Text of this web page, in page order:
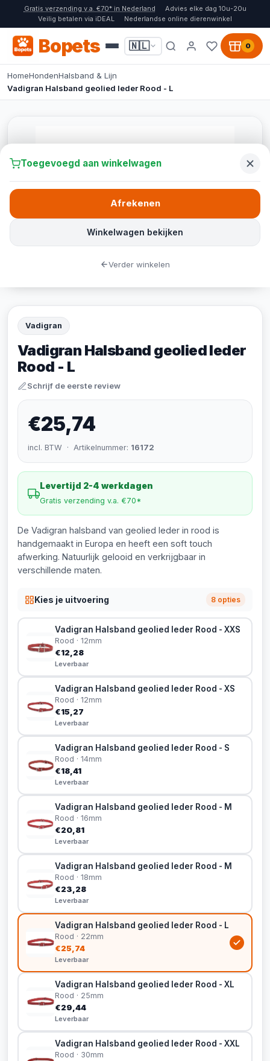
Gratis verzending v.a. €70* in Nederland
Advies elke dag 10u-20u
Veilig betalen via iDEAL
Nederlandse online dierenwinkel
Bopets 🇳🇱 0
HomeHondenHalsband & Lijn
Vadigran Halsband geolied leder Rood - L
Vadigran
Vadigran Halsband geolied leder
Rood - L
Schrijf de eerste review
€25,74
incl. BTW · Artikelnummer: 16172
Levertijd 2-4 werkdagen
Gratis verzending v.a. €70*
De Vadigran halsband van geolied leder in rood is
handgemaakt in Europa en heeft een soft touch
afwerking. Natuurlijk gelooid en verkrijgbaar in
verschillende maten.
Kies je uitvoering 8 opties
Vadigran Halsband geolied leder Rood - XXS
Rood · 12mm
€12,28
Leverbaar
Vadigran Halsband geolied leder Rood - XS
Rood · 12mm
€15,27
Leverbaar
Vadigran Halsband geolied leder Rood - S
Rood · 14mm
€18,41
Leverbaar
Vadigran Halsband geolied leder Rood - M
Rood · 16mm
€20,81
Leverbaar
Vadigran Halsband geolied leder Rood - M
Rood · 18mm
€23,28
Leverbaar
Vadigran Halsband geolied leder Rood - L
Rood · 22mm
€25,74
Leverbaar
Vadigran Halsband geolied leder Rood - XL
Rood · 25mm
€29,44
Leverbaar
Vadigran Halsband geolied leder Rood - XXL
Rood · 30mm
Toegevoegd aan winkelwagen
Winkelwagen bekijken
Afrekenen
Verder winkelen